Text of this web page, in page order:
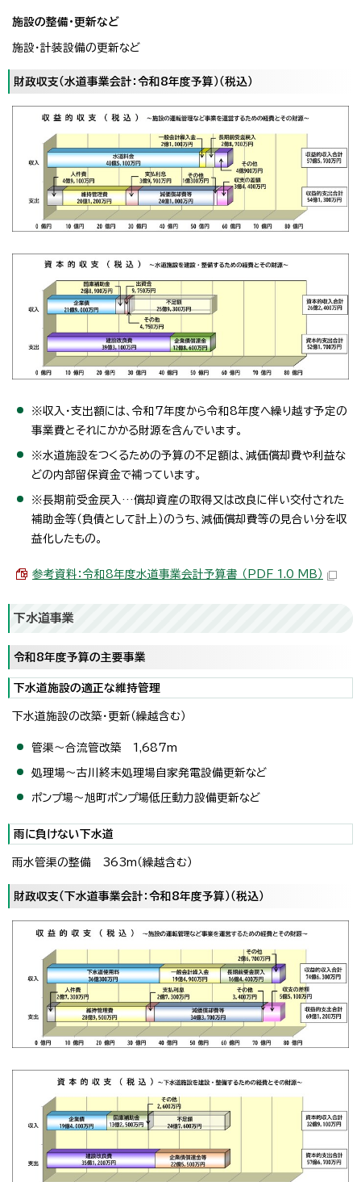
施設の整備・更新など
施設・計装設備の更新など
財政収支（水道事業会計：令和8年度予算）（税込）
※収入・支出額には、令和7年度から令和8年度へ繰り越す予定の
事業費とそれにかかる財源を含んでいます。
※水道施設をつくるための予算の不足額は、減価償却費や利益な
どの内部留保資金で補っています。
※長期前受金戻入…償却資産の取得又は改良に伴い交付された
補助金等（負債として計上）のうち、減価償却費等の見合い分を収
益化したもの。
参考資料：令和8年度水道事業会計予算書 （PDF 1.0 MB）
下水道事業
令和8年度予算の主要事業
下水道施設の適正な維持管理
下水道施設の改築・更新（繰越含む）
管渠～合流管改築 1,687m
処理場～古川終末処理場自家発電設備更新など
ポンプ場～旭町ポンプ場低圧動力設備更新など
雨に負けない下水道
雨水管渠の整備 363m（繰越含む）
財政収支（下水道事業会計：令和8年度予算）（税込）